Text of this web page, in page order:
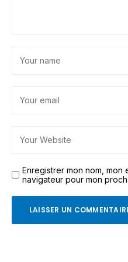
Enregistrer mon nom, mon
navigateur pour mon